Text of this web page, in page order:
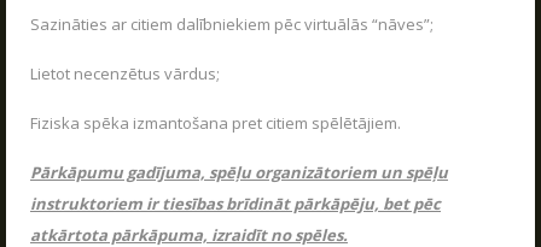
Sazināties ar citiem dalībniekiem pēc virtuālās “nāves”;
Lietot necenzētus vārdus;
Fiziska spēka izmantošana pret citiem spēlētājiem.
Pārkāpumu gadījuma, spēļu organizātoriem un spēļu
instruktoriem ir tiesības brīdināt pārkāpēju, bet pēc
atkārtota pārkāpuma, izraidīt no spēles.